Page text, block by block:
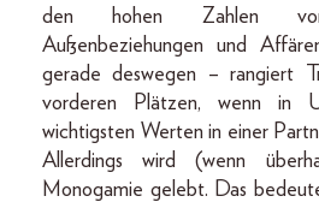
den hohen Zahlen von
Außenbeziehungen und
gerade deswegen – rangiert
vorderen Plätzen, wenn in
wichtigsten Werten in einer
Allerdings wird (wenn
Monogamie gelebt. Das